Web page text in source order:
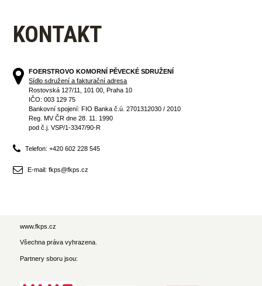
KONTAKT
FOERSTROVO KOMORNÍ PĚVECKÉ SDRUŽENÍ
Sídlo sdružení a fakturační adresa
Rostovská 127/11, 101 00, Praha 10
IČO: 003 129 75
Bankovní spojení: FIO Banka č.ú. 2701312030 / 2010
Reg. MV ČR dne 28. 11. 1990
pod č.j. VSP/1-3347/90-R
Telefon: +420 602 228 545
E-mail: fkps@fkps.cz
www.fkps.cz
Všechna práva vyhrazena.
Partnery sboru jsou: